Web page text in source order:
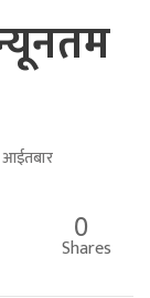
आईतबार
0
Shares